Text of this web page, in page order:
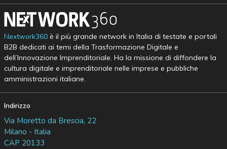
Nextwork360è il più grande network in Italia di testate e portali
B2B dedicati ai temi della Trasformazione Digitale e
dell’Innovazione Imprenditoriale. Ha la missione di diffondere la
cultura digitale e imprenditoriale nelle imprese e pubbliche
amministrazioni italiane.
Indirizzo
Via Moretto da Brescia, 22
Milano - Italia
CAP 20133